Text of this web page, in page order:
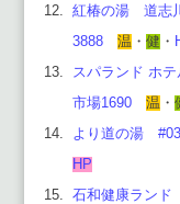
紅椿の湯 道志
3888
温 ・ 健 ・
スパランド ホ
市場1690
温 ・
より道の湯
HP
石和健康ランド